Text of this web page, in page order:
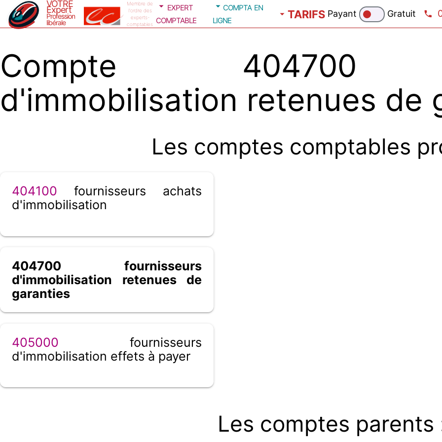
VOTRE
Expert
Profession
libérale
Membre de
l'ordre des
experts-
comptables
expert
comptable
compta en
ligne
TARIFS Payant Gratuit
Compte 404700
d'immobilisation retenues de
Les comptes comptables
404100 fournisseurs achats
d'immobilisation
404700 fournisseurs
d'immobilisation retenues de
garanties
405000 fournisseurs
d'immobilisation effets à payer
Les comptes parents